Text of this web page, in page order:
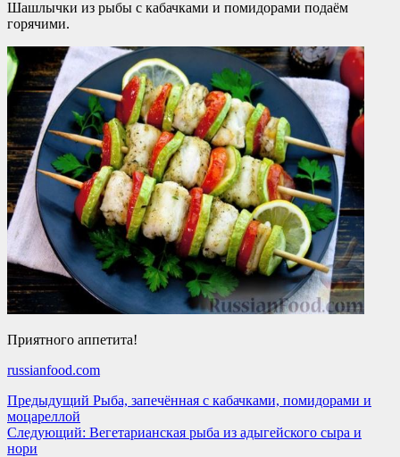
Шашлычки из рыбы с кабачками и помидорами подаём
горячими.
Приятного аппетита!
russianfood.com
Навигация
записи
Предыдущий Рыба, запечённая с кабачками, помидорами и
моцареллой
Следующий: Вегетарианская рыба из адыгейского сыра и
нори